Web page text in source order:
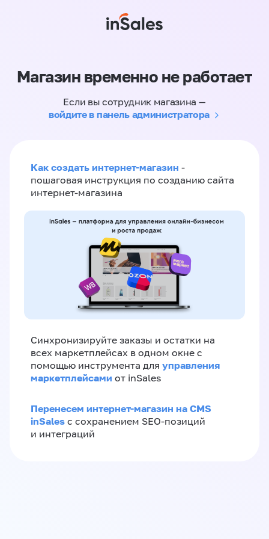
Магазин временно не работает
Если вы сотрудник магазина —
войдите в панель администратора
Как создать интернет-магазин -
пошаговая инструкция по созданию сайта
интернет-магазина
Синхронизируйте заказы и остатки на
всех маркетплейсах в одном окне с
помощью инструмента для управления
маркетплейсами от inSales
Перенесем интернет-магазин на CMS
inSales с сохранением SEO-позиций
и интеграций